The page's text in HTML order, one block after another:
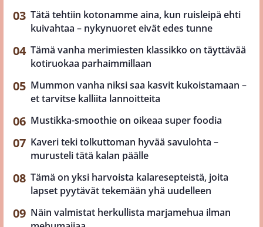
Tätä tehtiin kotonamme aina, kun ruisleipä ehti
kuivahtaa – nykynuoret eivät edes tunne
Tämä vanha merimiesten klassikko on täyttävää
kotiruokaa parhaimmillaan
Mummon vanha niksi saa kasvit kukoistamaan –
et tarvitse kalliita lannoitteita
Mustikka-smoothie on oikeaa super foodia
Kaveri teki tolkuttoman hyvää savulohta –
murusteli tätä kalan päälle
Tämä on yksi harvoista kalaresepteistä, joita
lapset pyytävät tekemään yhä uudelleen
Näin valmistat herkullista marjamehua ilman